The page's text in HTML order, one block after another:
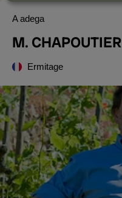
A adega
M. CHAPOUTIER
Ermitage